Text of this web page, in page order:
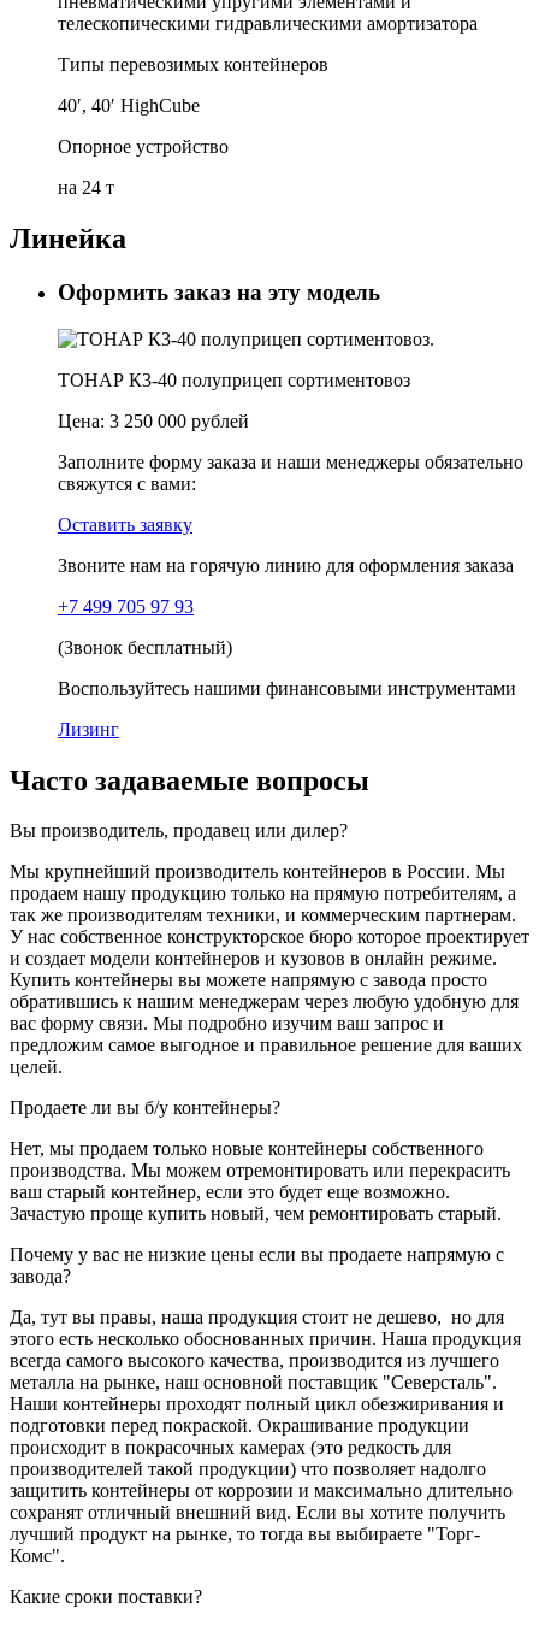
телескопическими гидравлическими амортизатора
Типы перевозимых контейнеров
40′, 40′ HighCube
Опорное устройство
на 24 т
Линейка
Оформить заказ на эту модель
ТОНАР К3-40 полуприцеп сортиментовоз
Цена: 3 250 000 рублей
Заполните форму заказа и наши менеджеры обязательно
свяжутся с вами:
Оставить заявку
Звоните нам на горячую линию для оформления заказа
+7 499 705 97 93
(Звонок бесплатный)
Воспользуйтесь нашими финансовыми инструментами
Лизинг
Часто задаваемые вопросы
Вы производитель, продавец или дилер?
Мы крупнейший производитель контейнеров в России. Мы
продаем нашу продукцию только на прямую потребителям, а
так же производителям техники, и коммерческим партнерам.
У нас собственное конструкторское бюро которое проектирует
и создает модели контейнеров и кузовов в онлайн режиме.
Купить контейнеры вы можете напрямую с завода просто
обратившись к нашим менеджерам через любую удобную для
вас форму связи. Мы подробно изучим ваш запрос и
предложим самое выгодное и правильное решение для ваших
целей.
Продаете ли вы б/у контейнеры?
Нет, мы продаем только новые контейнеры собственного
производства. Мы можем отремонтировать или перекрасить
ваш старый контейнер, если это будет еще возможно.
Зачастую проще купить новый, чем ремонтировать старый.
Почему у вас не низкие цены если вы продаете напрямую с
завода?
Да, тут вы правы, наша продукция стоит не дешево, но для
этого есть несколько обоснованных причин. Наша продукция
всегда самого высокого качества, производится из лучшего
металла на рынке, наш основной поставщик "Северсталь".
Наши контейнеры проходят полный цикл обезжиривания и
подготовки перед покраской. Окрашивание продукции
происходит в покрасочных камерах (это редкость для
производителей такой продукции) что позволяет надолго
защитить контейнеры от коррозии и максимально длительно
сохранят отличный внешний вид. Если вы хотите получить
лучший продукт на рынке, то тогда вы выбираете "Торг-
Комс".
Какие сроки поставки?